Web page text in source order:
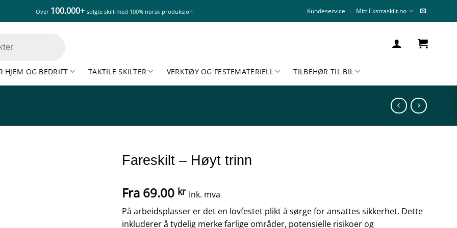
Over 100.000+ solgte skilt med 100% norsk produksjon Kundeservice Mitt Ekstraskilt.no
HJEM OG BEDRIFT TAKTILE SKILTER VERKTØY OG FESTEMATERIELL TILBEHØR TIL BIL
Fareskilt – Høyt trinn
Fra 69.00 kr Ink. mva
På arbeidsplasser er det en lovfestet plikt å sørge for ansattes sikkerhet. Dette
inkluderer å tydelig merke farlige områder, potensielle risikoer og